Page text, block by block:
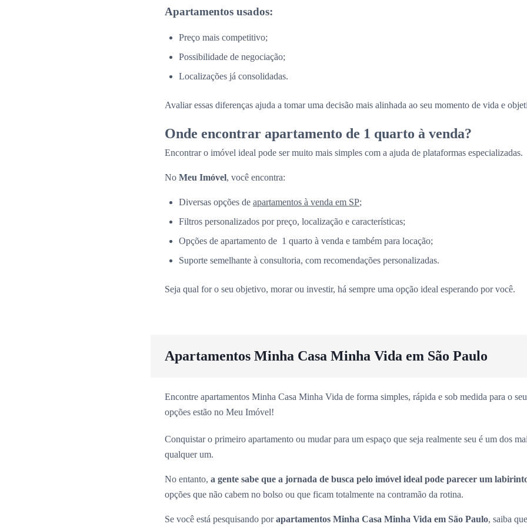
Apartamentos usados:
Preço mais competitivo;
Possibilidade de negociação;
Localizações já consolidadas.
Avaliar essas diferenças ajuda a tomar uma decisão mais alinhada ao seu momento de vida e
Onde encontrar apartamento de 1 quarto à venda?
Encontrar o imóvel ideal pode ser muito mais simples com a ajuda de plataformas especializadas.
No Meu Imóvel, você encontra:
Diversas opções de apartamentos à venda em SP;
Filtros personalizados por preço, localização e características;
Opções de apartamento de 1 quarto à venda e também para locação;
Suporte semelhante à consultoria, com recomendações personalizadas.
Seja qual for o seu objetivo, morar ou investir, há sempre uma opção ideal esperando por você.
Apartamentos Minha Casa Minha Vida em São Paulo
Encontre apartamentos Minha Casa Minha Vida de forma simples, rápida e sob medida para o
opções estão no Meu Imóvel!
Conquistar o primeiro apartamento ou mudar para um espaço que seja realmente seu é um dos
qualquer um.
No entanto, a gente sabe que a jornada de busca pelo imóvel ideal pode parecer um
opções que não cabem no bolso ou que ficam totalmente na contramão da rotina.
Se você está pesquisando porapartamentos Minha Casa Minha Vida em São Paulo, saiba